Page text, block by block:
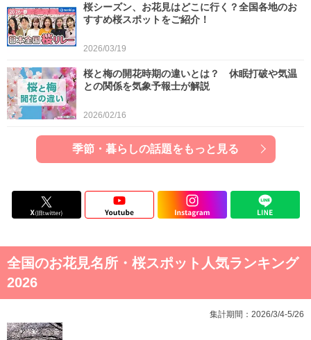
桜シーズン、お花見はどこに行く？全国各地のお
すすめ桜スポットをご紹介！
2026/03/19
桜と梅の開花時期の違いとは？ 休眠打破や気温
との関係を気象予報士が解説
2026/02/16
季節・暮らしの話題をもっと見る
全国のお花見名所・桜スポット人気ランキング
2026
集計期間：2026/3/4-5/26